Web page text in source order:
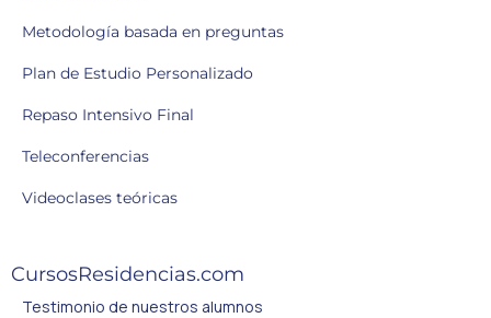
Metodología basada en preguntas
Plan de Estudio Personalizado
Repaso Intensivo Final
Teleconferencias
Videoclases teóricas
CursosResidencias.com
Testimonio de nuestros alumnos